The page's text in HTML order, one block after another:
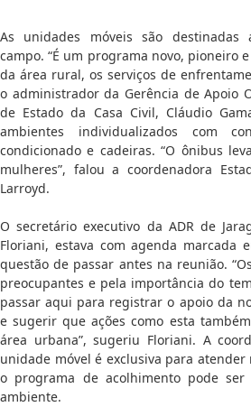
As unidades móveis são
campo. “É um programa novo, pioneiro
da área rural, os serviços de
o administrador da Gerência de Apoio
de Estado da Casa Civil, Cláudio
ambientes individualizados com
condicionado e cadeiras. “O ônibus
mulheres”, falou a coordenadora
Larroyd.
O secretário executivo da ADR de
Floriani, estava com agenda marcada
questão de passar antes na reunião.
preocupantes e pela importância do
passar aqui para registrar o apoio da
e sugerir que ações como esta
área urbana”, sugeriu Floriani. A
unidade móvel é exclusiva para
o programa de acolhimento pode ser
ambiente.